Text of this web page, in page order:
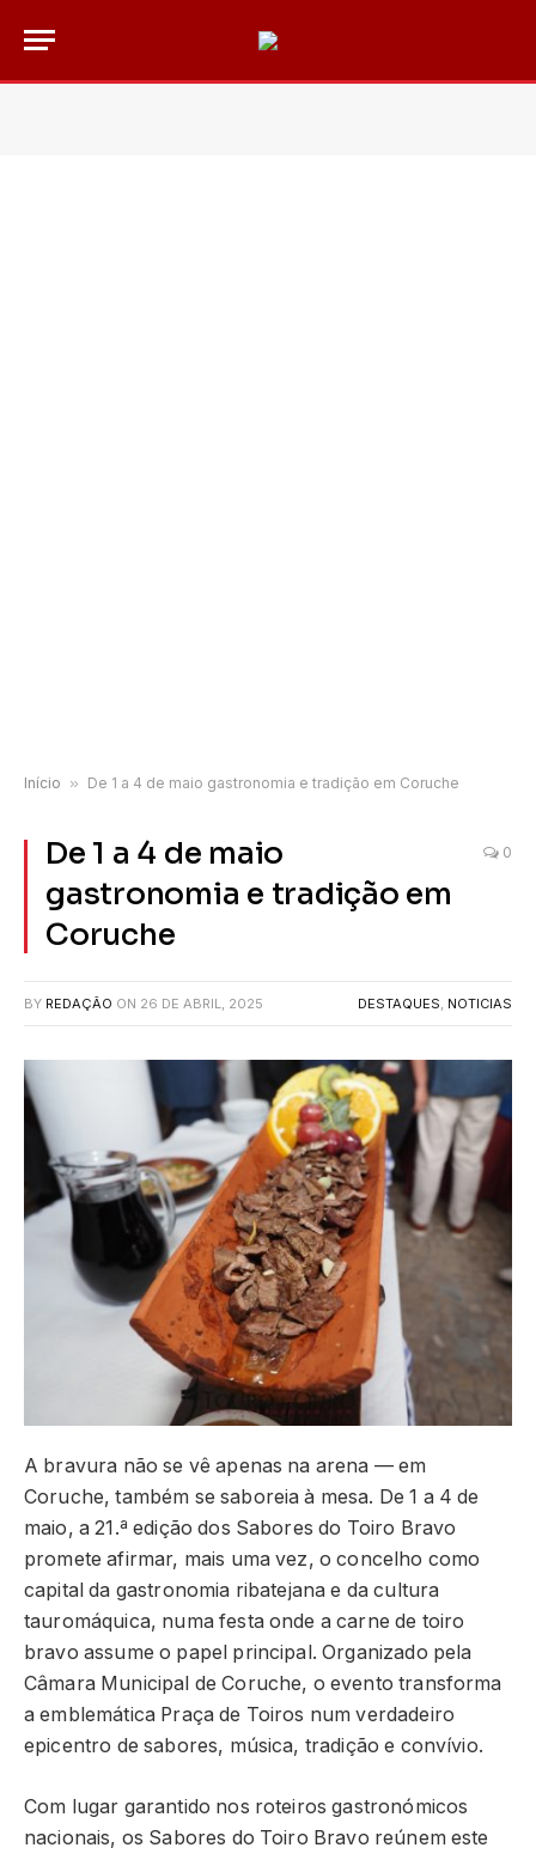
Início » De 1 a 4 de maio gastronomia e tradição em Coruche
De 1 a 4 de maio
gastronomia e tradição em
Coruche
0
BY REDAÇÃO ON 26 DE ABRIL, 2025 DESTAQUES, NOTICIAS
A bravura não se vê apenas na arena — em
Coruche, também se saboreia à mesa. De 1 a 4 de
maio, a 21.ª edição dos Sabores do Toiro Bravo
promete afirmar, mais uma vez, o concelho como
capital da gastronomia ribatejana e da cultura
tauromáquica, numa festa onde a carne de toiro
bravo assume o papel principal. Organizado pela
Câmara Municipal de Coruche, o evento transforma
a emblemática Praça de Toiros num verdadeiro
epicentro de sabores, música, tradição e convívio.
Com lugar garantido nos roteiros gastronómicos
nacionais, os Sabores do Toiro Bravo reúnem este